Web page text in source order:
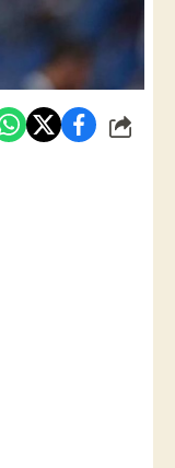
شارك